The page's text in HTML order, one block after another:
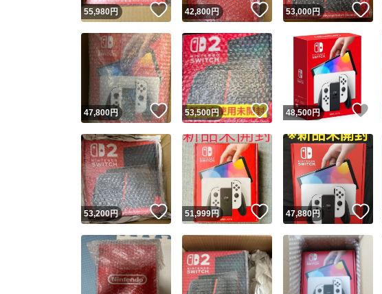
Yahoo!フリマが定めた一
安心取引出品者
安心取引出品者
55,980円 いいね！
42,800円 いいね！
53,000円
47,800円 いいね！
53,500円 いいね！
48,500円
53,200円 いいね！
51,999円 いいね！
47,880円